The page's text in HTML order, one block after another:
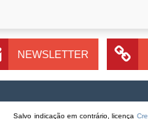
NEWSLETTER
Salvo indicação em contrário, licença